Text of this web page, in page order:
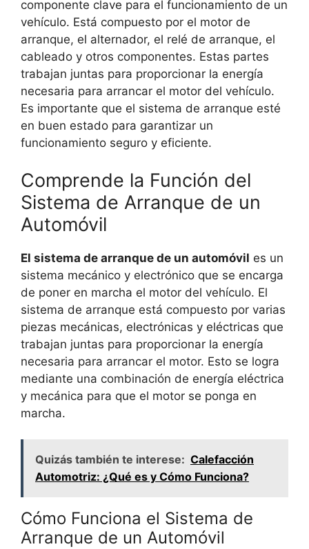
componente clave para el funcionamiento de un
vehículo. Está compuesto por el motor de
arranque, el alternador, el relé de arranque, el
cableado y otros componentes. Estas partes
trabajan juntas para proporcionar la energía
necesaria para arrancar el motor del vehículo.
Es importante que el sistema de arranque esté
en buen estado para garantizar un
funcionamiento seguro y eficiente.
Comprende la Función del
Sistema de Arranque de un
Automóvil
El sistema de arranque de un automóvil es un
sistema mecánico y electrónico que se encarga
de poner en marcha el motor del vehículo. El
sistema de arranque está compuesto por varias
piezas mecánicas, electrónicas y eléctricas que
trabajan juntas para proporcionar la energía
necesaria para arrancar el motor. Esto se logra
mediante una combinación de energía eléctrica
y mecánica para que el motor se ponga en
marcha.
Quizás también te interese: Calefacción
Automotriz: ¿Qué es y Cómo Funciona?
Cómo Funciona el Sistema de
Arranque de un Automóvil